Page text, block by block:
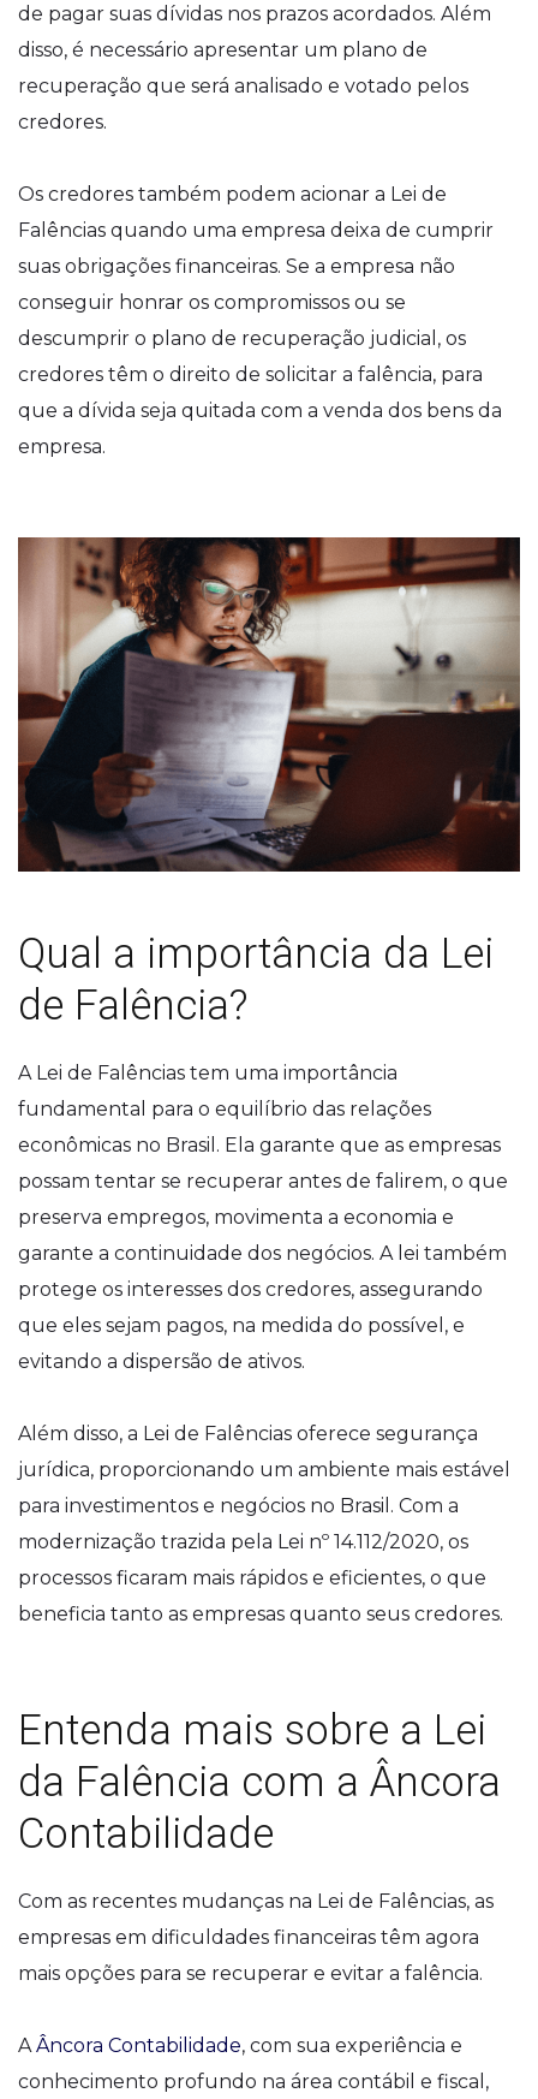
de pagar suas dívidas nos prazos acordados. Além
disso, é necessário apresentar um plano de
recuperação que será analisado e votado pelos
credores.
Os credores também podem acionar a Lei de
Falências quando uma empresa deixa de cumprir
suas obrigações financeiras. Se a empresa não
conseguir honrar os compromissos ou se
descumprir o plano de recuperação judicial, os
credores têm o direito de solicitar a falência, para
que a dívida seja quitada com a venda dos bens da
empresa.
Qual a importância da Lei
de Falência?
A Lei de Falências tem uma importância
fundamental para o equilíbrio das relações
econômicas no Brasil. Ela garante que as empresas
possam tentar se recuperar antes de falirem, o que
preserva empregos, movimenta a economia e
garante a continuidade dos negócios. A lei também
protege os interesses dos credores, assegurando
que eles sejam pagos, na medida do possível, e
evitando a dispersão de ativos.
Além disso, a Lei de Falências oferece segurança
jurídica, proporcionando um ambiente mais estável
para investimentos e negócios no Brasil. Com a
modernização trazida pela Lei nº 14.112/2020, os
processos ficaram mais rápidos e eficientes, o que
beneficia tanto as empresas quanto seus credores.
Entenda mais sobre a Lei
da Falência com a Âncora
Contabilidade
Com as recentes mudanças na Lei de Falências, as
empresas em dificuldades financeiras têm agora
mais opções para se recuperar e evitar a falência.
A Âncora Contabilidade, com sua experiência e
conhecimento profundo na área contábil e fiscal,